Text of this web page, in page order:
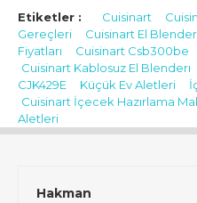
Etiketler : Cuisinart
Gereçleri
Cuisinart El
Fiyatları
Cuisinart Csb300be
Cuisinart Kablosuz El Blenderı
CJK429E
Küçük Ev Aletleri
Cuisinart İçecek Hazırlama
Aletleri
Hakman